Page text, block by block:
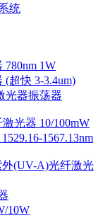
统
1W
超快 3-3.4um)
光器振荡器
激光器 10/100mW
1567.13nm
外(UV-A)光纤激光
10W